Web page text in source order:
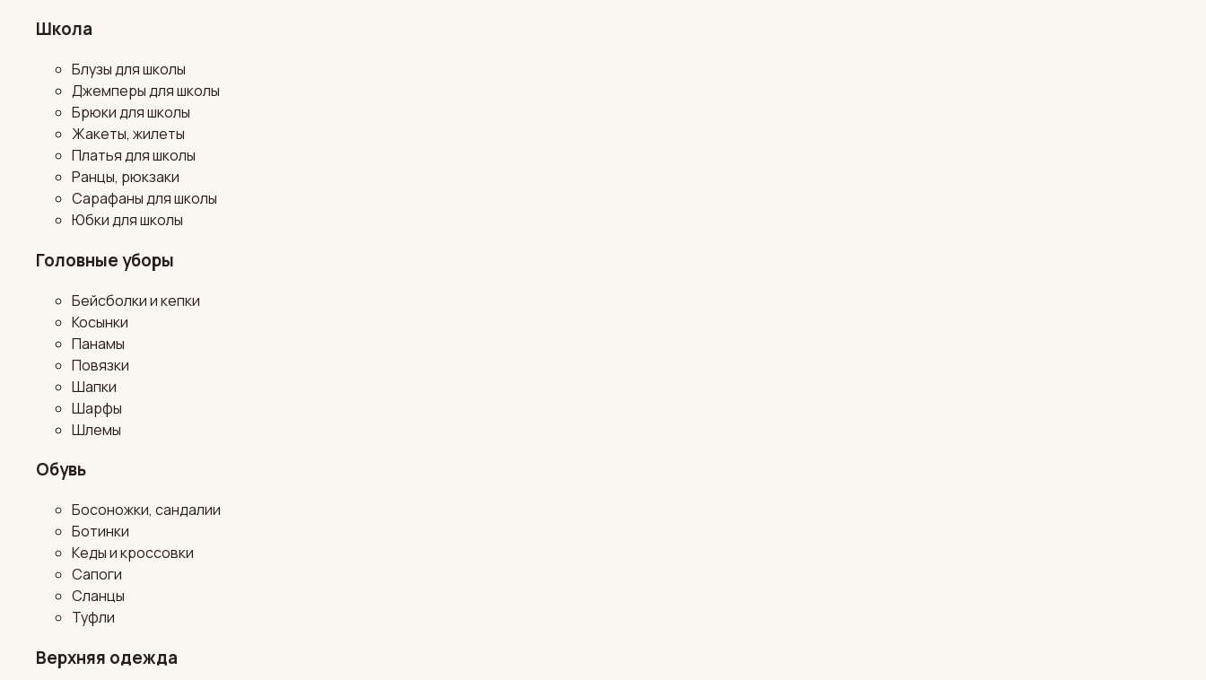
Школа
Блузы для школы
Джемперы для школы
Брюки для школы
Жакеты, жилеты
Платья для школы
Ранцы, рюкзаки
Сарафаны для школы
Юбки для школы
Головные уборы
Бейсболки и кепки
Косынки
Панамы
Повязки
Шапки
Шарфы
Шлемы
Обувь
Босоножки, сандалии
Ботинки
Кеды и кроссовки
Сапоги
Сланцы
Туфли
Верхняя одежда